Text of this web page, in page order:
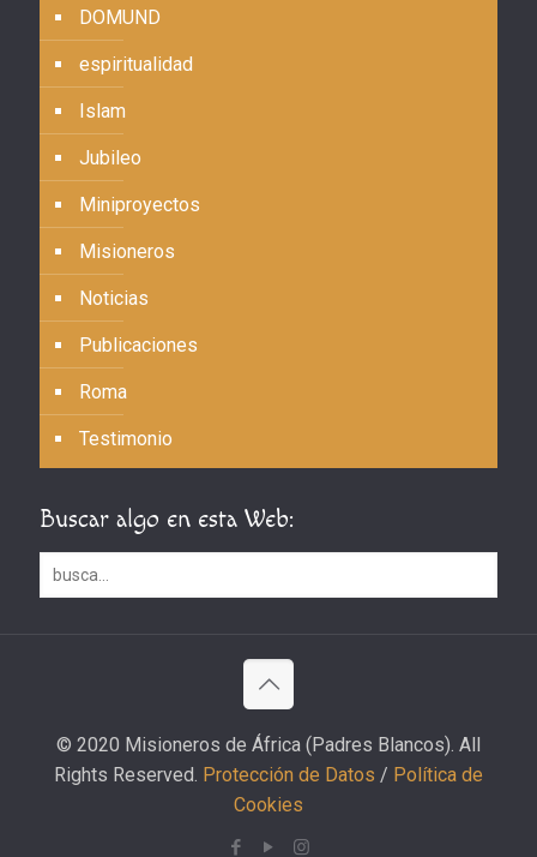
DOMUND
espiritualidad
Islam
Jubileo
Miniproyectos
Misioneros
Noticias
Publicaciones
Roma
Testimonio
Buscar algo en esta Web:
© 2020 Misioneros de África (Padres Blancos). All
Rights Reserved. Protección de Datos / Política de
Cookies